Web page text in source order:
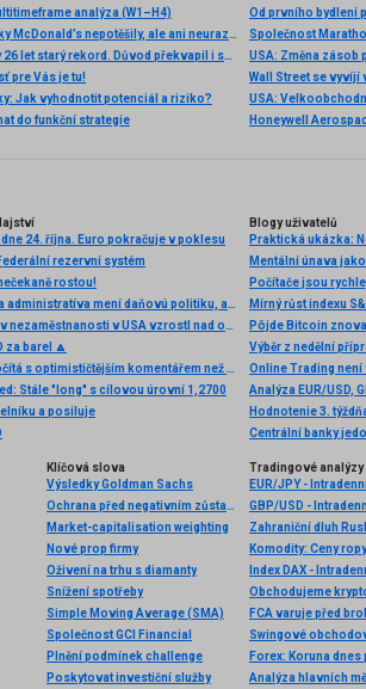
analýza (W1–H4)
Akciová analýza: Výsledky McDonald’s nepotěšily, ale ani neurazily. Jakou vizi společnost prezentovala?
Akcie Microsoftu zlomily 26 let starý rekord. Důvod překvapil i samotné investory
pre Vás je tu!
Jak vyhodnotit potenciál a riziko?
do funkční strategie
dne 24. října. Euro pokračuje v poklesu
rezervní systém
rostou!
Denné zhrnutie: Bidenova administratíva mení daňovú politiku, akcie vymazali časť strát
Počet žádostí o podporu v nezaměstnanosti v USA vzrostl nad očekávání
za barel 🔼
Večer zasedá Fed. Trh počítá s optimističtějším komentářem než v lednu
Stále "long" s cílovou úrovní 1,2700
a posiluje
Blogy uživatelů
Praktická ukázka:
Mentální únava
Počítače jsou
Mírný růst indexu
Pôjde Bitcoin
Výběr z nedělní
Online Trading
Hodnotenie 3.
Centrální banky
Klíčová slova
Výsledky Goldman Sachs
Ochrana před negativním zůstatkem
Market-capitalisation weighting
Nové prop firmy
Oživení na trhu s diamanty
Snížení spotřeby
Simple Moving Average (SMA)
Společnost GCI Financial
Plnění podmínek challenge
Poskytovat investiční služby
Tradingové analýzy
EUR/JPY -
GBP/USD -
Zahraniční dluh
Index DAX -
FCA varuje před
Swingové
Forex: Koruna
Analýza hlavních